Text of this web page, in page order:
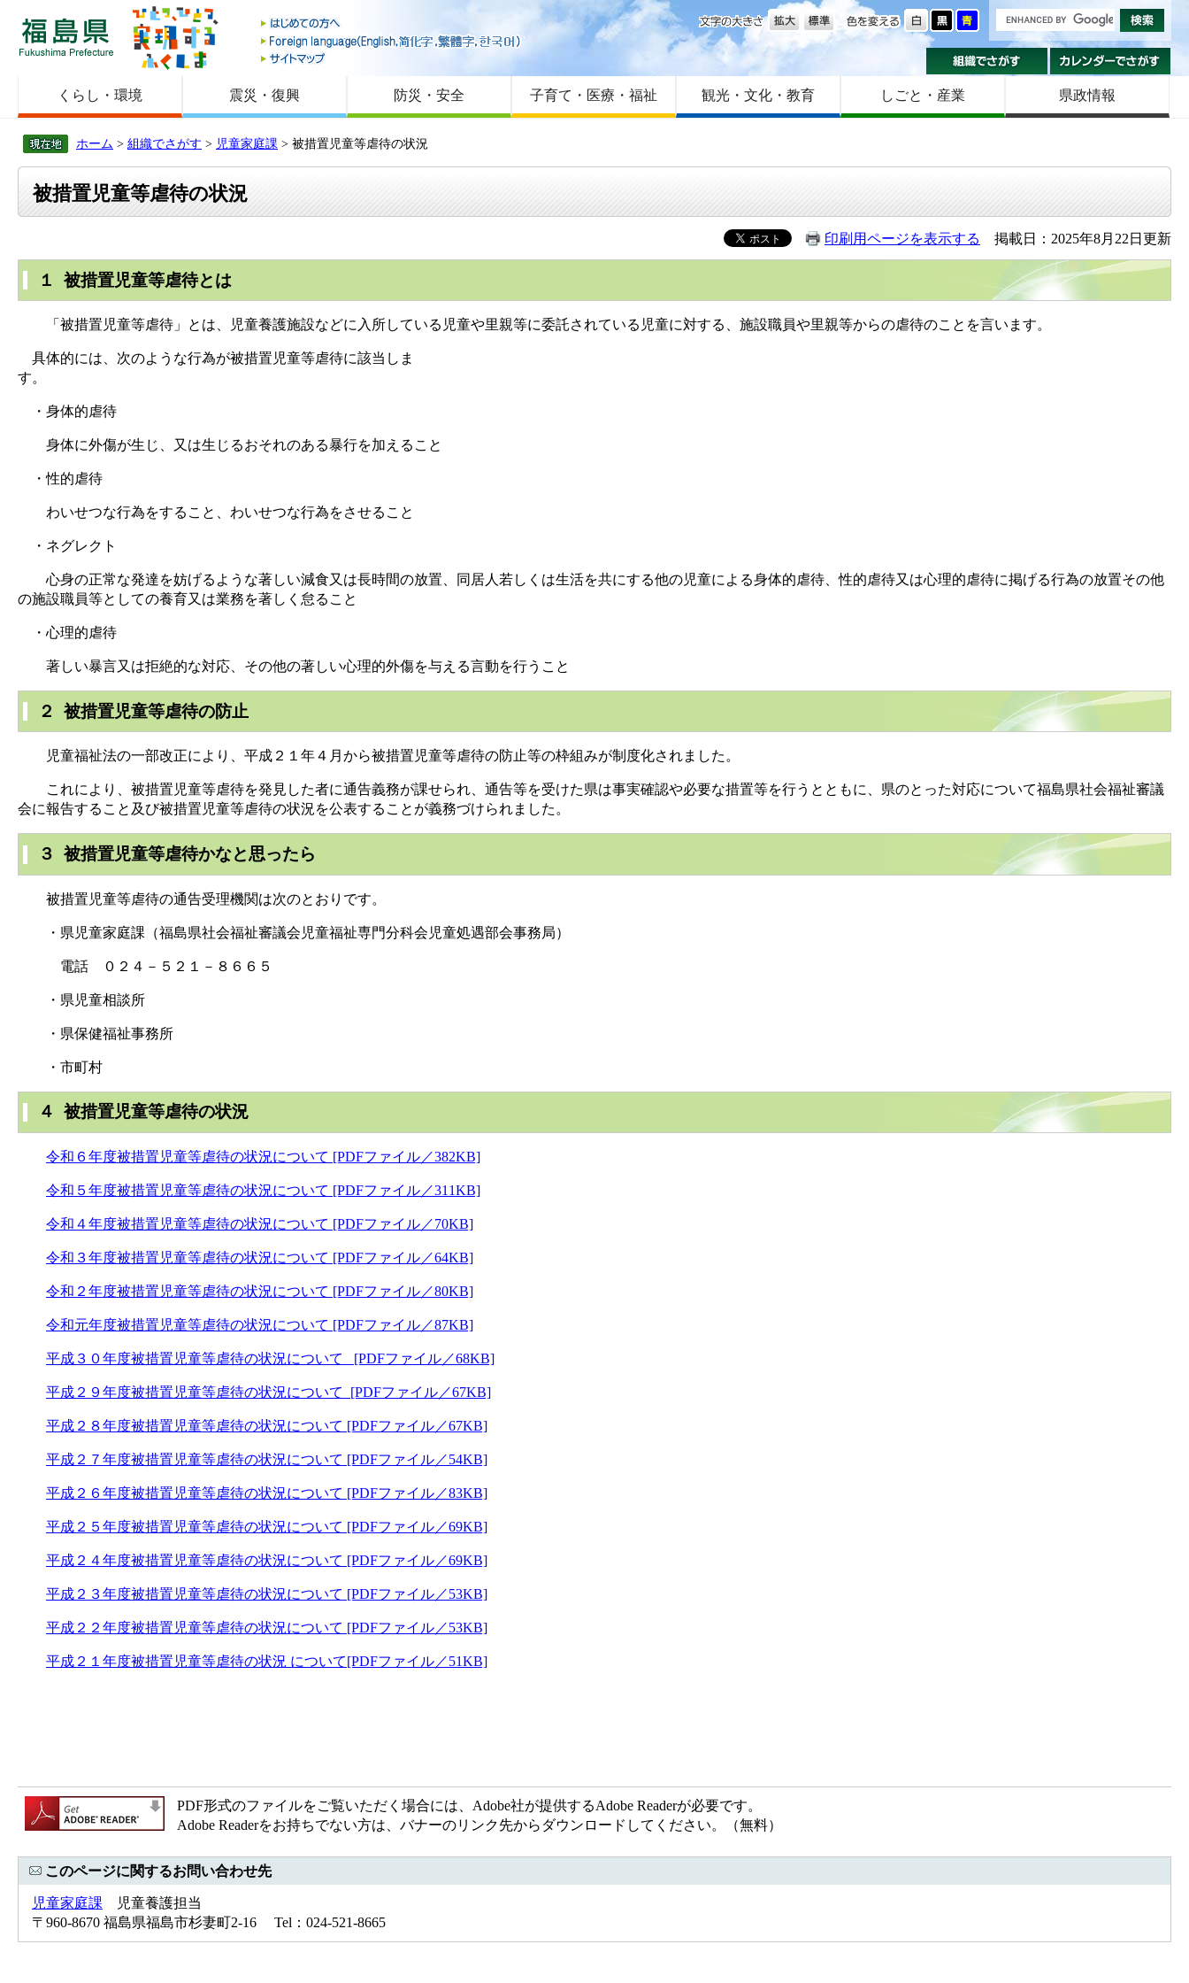
福島県
はじめての方へ
Foreign language
サイトマップ
色を変える
文字の大きさ
組織でさがす
くらし・環境 震災・復興 防災・安全 子育て・医療・福祉 観光・文化・教育 しごと・産業 県政情報
ホーム > 組織でさがす > 児童家庭課 > 被措置児童等虐待の状況
被措置児童等虐待の状況
印刷用ページを表示する 掲載日：2025年8月22日更新
１ 被措置児童等虐待とは
「被措置児童等虐待」とは、児童養護施設などに入所している児童や里親等に委託されている児童に対する、施設職員や里親等からの虐待のことを言います。
具体的には、次のような行為が被措置児童等虐待に該当しま
す。
・身体的虐待
身体に外傷が生じ、又は生じるおそれのある暴行を加えること
・性的虐待
わいせつな行為をすること、わいせつな行為をさせること
・ネグレクト
心身の正常な発達を妨げるような著しい減食又は長時間の放置、同居人若しくは生活を共にする他の児童による身体的虐待、性的虐待又は心理的虐待に掲げる行為の放置その他
の施設職員等としての養育又は業務を著しく怠ること
・心理的虐待
著しい暴言又は拒絶的な対応、その他の著しい心理的外傷を与える言動を行うこと
２ 被措置児童等虐待の防止
児童福祉法の一部改正により、平成２１年４月から被措置児童等虐待の防止等の枠組みが制度化されました。
これにより、被措置児童等虐待を発見した者に通告義務が課せられ、通告等を受けた県は事実確認や必要な措置等を行うとともに、県のとった対応について福島県社会福祉審議
会に報告すること及び被措置児童等虐待の状況を公表することが義務づけられました。
３ 被措置児童等虐待かなと思ったら
被措置児童等虐待の通告受理機関は次のとおりです。
・県児童家庭課（福島県社会福祉審議会児童福祉専門分科会児童処遇部会事務局）
電話 ０２４－５２１－８６６５
・県児童相談所
・県保健福祉事務所
・市町村
４ 被措置児童等虐待の状況
令和６年度被措置児童等虐待の状況について [PDFファイル／382KB]
令和５年度被措置児童等虐待の状況について [PDFファイル／311KB]
令和４年度被措置児童等虐待の状況について [PDFファイル／70KB]
令和３年度被措置児童等虐待の状況について [PDFファイル／64KB]
令和２年度被措置児童等虐待の状況について [PDFファイル／80KB]
令和元年度被措置児童等虐待の状況について [PDFファイル／87KB]
平成３０年度被措置児童等虐待の状況について [PDFファイル／68KB]
平成２９年度被措置児童等虐待の状況について [PDFファイル／67KB]
平成２８年度被措置児童等虐待の状況について [PDFファイル／67KB]
平成２７年度被措置児童等虐待の状況について [PDFファイル／54KB]
平成２６年度被措置児童等虐待の状況について [PDFファイル／83KB]
平成２５年度被措置児童等虐待の状況について [PDFファイル／69KB]
平成２４年度被措置児童等虐待の状況について [PDFファイル／69KB]
平成２３年度被措置児童等虐待の状況について [PDFファイル／53KB]
平成２２年度被措置児童等虐待の状況について [PDFファイル／53KB]
平成２１年度被措置児童等虐待の状況 について[PDFファイル／51KB]
PDF形式のファイルをご覧いただく場合には、Adobe社が提供するAdobe Readerが必要です。
Adobe Readerをお持ちでない方は、バナーのリンク先からダウンロードしてください。（無料）
このページに関するお問い合わせ先
児童家庭課 児童養護担当
〒960-8670 福島県福島市杉妻町2-16 Tel：024-521-8665